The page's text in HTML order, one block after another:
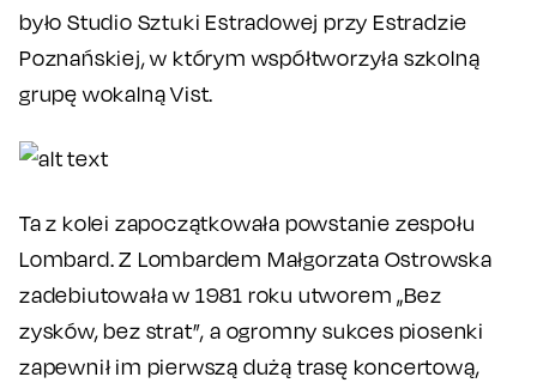
było Studio Sztuki Estradowej przy Estradzie
Poznańskiej, w którym współtworzyła szkolną
grupę wokalną Vist.
Ta z kolei zapoczątkowała powstanie zespołu
Lombard. Z Lombardem Małgorzata Ostrowska
zadebiutowała w 1981 roku utworem „Bez
zysków, bez strat”, a ogromny sukces piosenki
zapewnił im pierwszą dużą trasę koncertową,